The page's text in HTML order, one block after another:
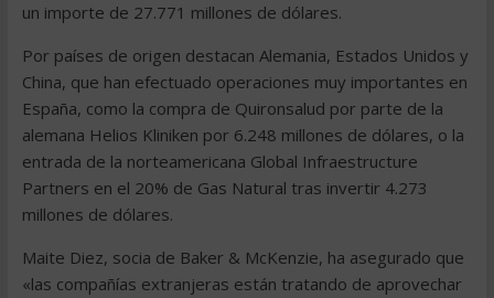
un importe de 27.771 millones de dólares.
Por países de origen destacan Alemania, Estados Unidos y
China, que han efectuado operaciones muy importantes en
España, como la compra de Quironsalud por parte de la
alemana Helios Kliniken por 6.248 millones de dólares, o la
entrada de la norteamericana Global Infraestructure
Partners en el 20% de Gas Natural tras invertir 4.273
millones de dólares.
Maite Diez, socia de Baker & McKenzie, ha asegurado que
«las compañías extranjeras están tratando de aprovechar